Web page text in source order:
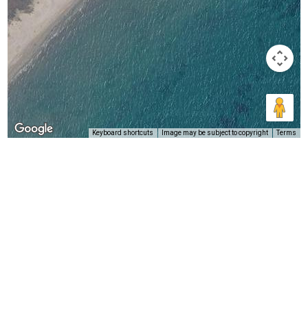
Keyboard shortcuts Image may be subject to copyright Terms